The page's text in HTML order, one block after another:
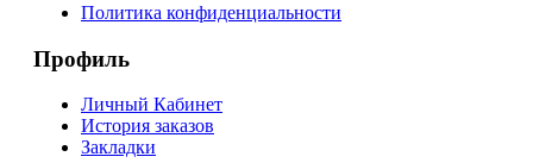
Политика конфиденциальности
Профиль
Личный Кабинет
История заказов
Закладки